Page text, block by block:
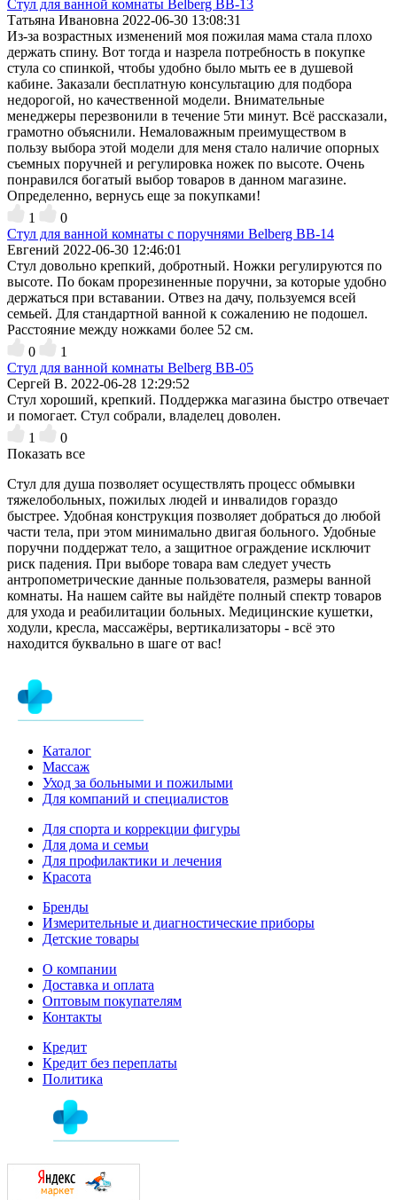
Стул для ванной комнаты Belberg BB-13
Татьяна Ивановна 2022-06-30 13:08:31
Из-за возрастных изменений моя пожилая мама стала плохо
держать спину. Вот тогда и назрела потребность в покупке
стула со спинкой, чтобы удобно было мыть ее в душевой
кабине. Заказали бесплатную консультацию для подбора
недорогой, но качественной модели. Внимательные
менеджеры перезвонили в течение 5ти минут. Всё рассказали,
грамотно объяснили. Немаловажным преимуществом в
пользу выбора этой модели для меня стало наличие опорных
съемных поручней и регулировка ножек по высоте. Очень
понравился богатый выбор товаров в данном магазине.
Определенно, вернусь еще за покупками!
1
0
Стул для ванной комнаты с поручнями Belberg BB-14
Евгений 2022-06-30 12:46:01
Стул довольно крепкий, добротный. Ножки регулируются по
высоте. По бокам прорезиненные поручни, за которые удобно
держаться при вставании. Отвез на дачу, пользуемся всей
семьей. Для стандартной ванной к сожалению не подошел.
Расстояние между ножками более 52 см.
0
1
Стул для ванной комнаты Belberg BB-05
Сергей В. 2022-06-28 12:29:52
Стул хороший, крепкий. Поддержка магазина быстро отвечает
и помогает. Стул собрали, владелец доволен.
1
0
Показать все
Стул для душа позволяет осуществлять процесс обмывки
тяжелобольных, пожилых людей и инвалидов гораздо
быстрее. Удобная конструкция позволяет добраться до любой
части тела, при этом минимально двигая больного. Удобные
поручни поддержат тело, а защитное ограждение исключит
риск падения. При выборе товара вам следует учесть
антропометрические данные пользователя, размеры ванной
комнаты. На нашем сайте вы найдёте полный спектр товаров
для ухода и реабилитации больных. Медицинские кушетки,
ходули, кресла, массажёры, вертикализаторы - всё это
находится буквально в шаге от вас!
Каталог
Массаж
Уход за больными и пожилыми
Для компаний и специалистов
Для спорта и коррекции фигуры
Для дома и семьи
Для профилактики и лечения
Красота
Бренды
Измерительные и диагностические приборы
Детские товары
О компании
Доставка и оплата
Оптовым покупателям
Контакты
Кредит
Кредит без переплаты
Политика